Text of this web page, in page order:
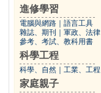
進修學習
電腦與網路
語言工具
雜誌、期刊
軍政、法律
參考、考試、教科用書
科學工程
科學、自然 工業、工程
家庭親子